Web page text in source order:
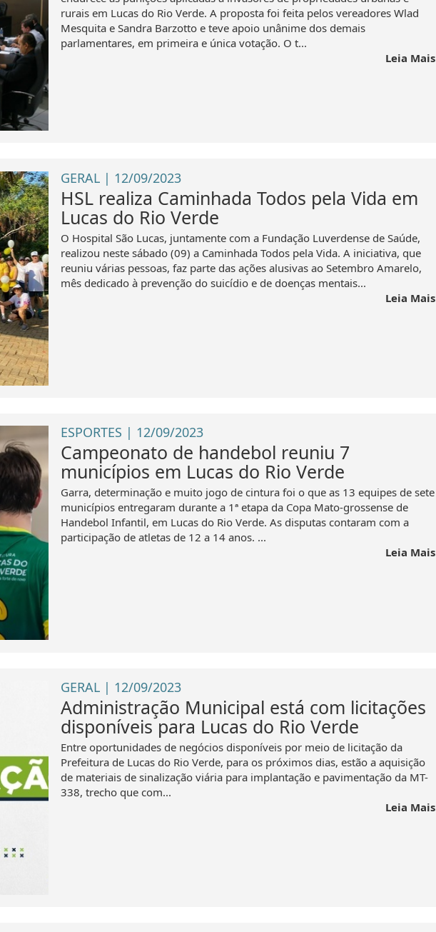
rurais em Lucas do Rio Verde. A proposta foi feita pelos vereadores Wlad
Mesquita e Sandra Barzotto e teve apoio unânime dos demais
parlamentares, em primeira e única votação. O t...
Leia Mais
GERAL | 12/09/2023
HSL realiza Caminhada Todos pela Vida em
Lucas do Rio Verde
O Hospital São Lucas, juntamente com a Fundação Luverdense de Saúde,
realizou neste sábado (09) a Caminhada Todos pela Vida. A iniciativa, que
reuniu várias pessoas, faz parte das ações alusivas ao Setembro Amarelo,
mês dedicado à prevenção do suicídio e de doenças mentais...
Leia Mais
ESPORTES | 12/09/2023
Campeonato de handebol reuniu 7
municípios em Lucas do Rio Verde
Garra, determinação e muito jogo de cintura foi o que as 13 equipes de sete
municípios entregaram durante a 1ª etapa da Copa Mato-grossense de
Handebol Infantil, em Lucas do Rio Verde. As disputas contaram com a
participação de atletas de 12 a 14 anos. ...
Leia Mais
GERAL | 12/09/2023
Administração Municipal está com licitações
disponíveis para Lucas do Rio Verde
Entre oportunidades de negócios disponíveis por meio de licitação da
Prefeitura de Lucas do Rio Verde, para os próximos dias, estão a aquisição
de materiais de sinalização viária para implantação e pavimentação da MT-
338, trecho que com...
Leia Mais